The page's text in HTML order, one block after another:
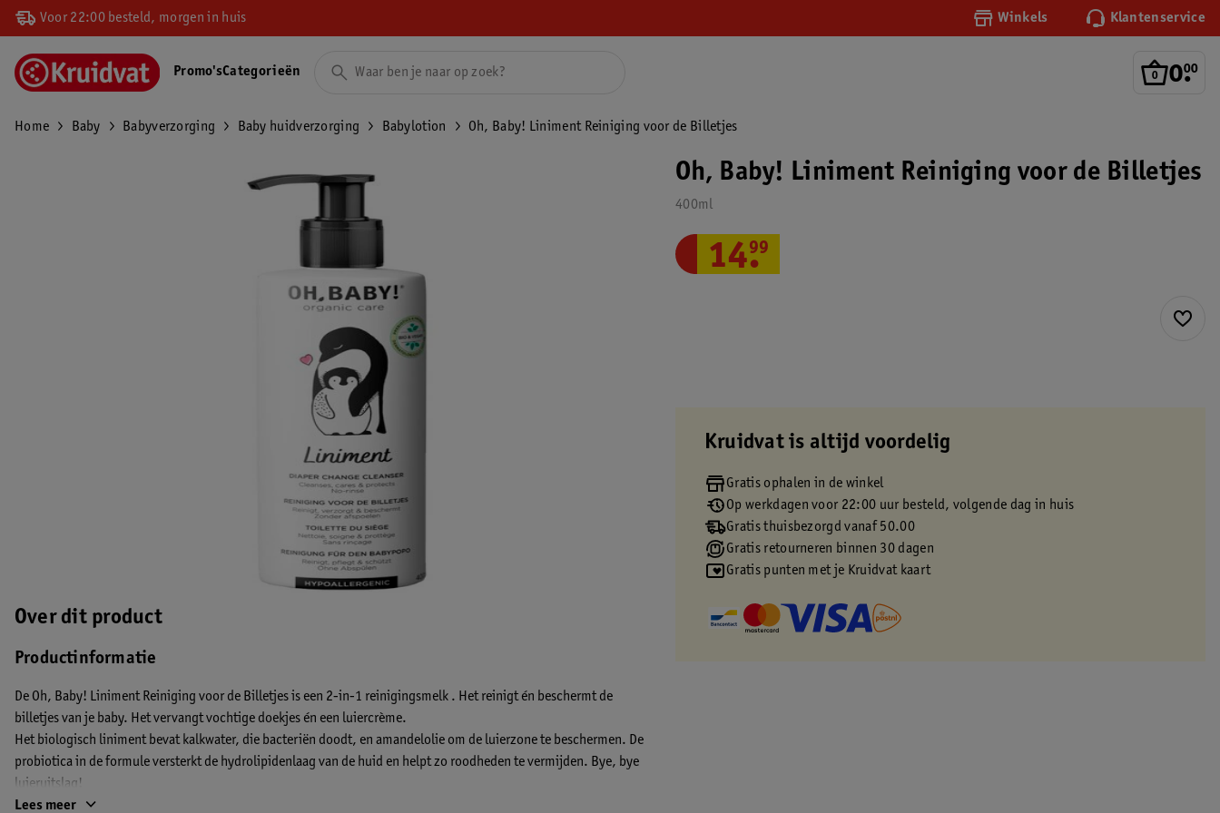
Voor 22:00 besteld, morgen in huis Winkels Klantenservice
0.
00
Promo'sCategorieën
Home Baby Babyverzorging Baby huidverzorging Babylotion Oh, Baby! Liniment Reiniging voor de Billetjes
Over dit product
Productinformatie
De Oh, Baby! Liniment Reiniging voor de Billetjes is een 2-in-1 reinigingsmelk . Het reinigt én beschermt de
billetjes van je baby. Het vervangt vochtige doekjes én een luiercrème.
Het biologisch liniment bevat kalkwater, die bacteriën doodt, en amandelolie om de luierzone te beschermen. De
probiotica in de formule versterkt de hydrolipidenlaag van de huid en helpt zo roodheden te vermijden. Bye, bye
luieruitslag!
Lees meer
Oh, Baby! Liniment Reiniging voor de Billetjes
400ml
14.
99
Kruidvat is altijd voordelig
Gratis ophalen in de winkel
Op werkdagen voor 22:00 uur besteld, volgende dag in huis
Gratis thuisbezorgd vanaf 50.00
Gratis retourneren binnen 30 dagen
Gratis punten met je Kruidvat kaart